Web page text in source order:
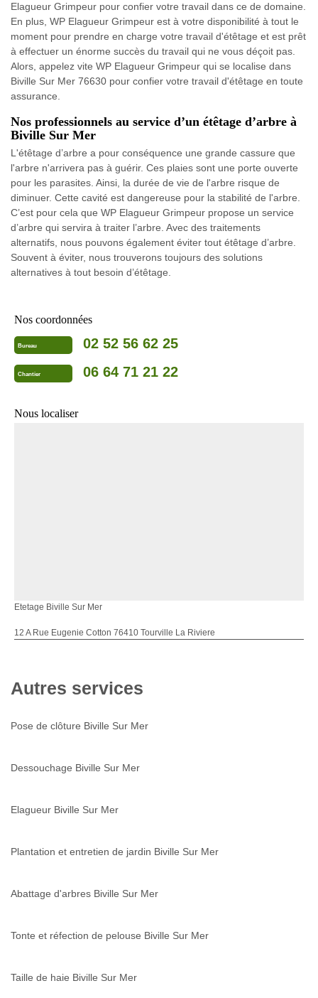
Elagueur Grimpeur pour confier votre travail dans ce de domaine.
En plus, WP Elagueur Grimpeur est à votre disponibilité à tout le
moment pour prendre en charge votre travail d'étêtage et est prêt
à effectuer un énorme succès du travail qui ne vous déçoit pas.
Alors, appelez vite WP Elagueur Grimpeur qui se localise dans
Biville Sur Mer 76630 pour confier votre travail d'étêtage en toute
assurance.
Nos professionnels au service d’un étêtage d’arbre à
Biville Sur Mer
L'étêtage d’arbre a pour conséquence une grande cassure que
l'arbre n'arrivera pas à guérir. Ces plaies sont une porte ouverte
pour les parasites. Ainsi, la durée de vie de l'arbre risque de
diminuer. Cette cavité est dangereuse pour la stabilité de l'arbre.
C’est pour cela que WP Elagueur Grimpeur propose un service
d’arbre qui servira à traiter l’arbre. Avec des traitements
alternatifs, nous pouvons également éviter tout étêtage d’arbre.
Souvent à éviter, nous trouverons toujours des solutions
alternatives à tout besoin d’étêtage.
Nos coordonnées
Bureau 02 52 56 62 25
Chantier 06 64 71 21 22
Nous localiser
Etetage Biville Sur Mer
12 A Rue Eugenie Cotton 76410 Tourville La Riviere
Autres services
Pose de clôture Biville Sur Mer
Dessouchage Biville Sur Mer
Elagueur Biville Sur Mer
Plantation et entretien de jardin Biville Sur Mer
Abattage d'arbres Biville Sur Mer
Tonte et réfection de pelouse Biville Sur Mer
Taille de haie Biville Sur Mer